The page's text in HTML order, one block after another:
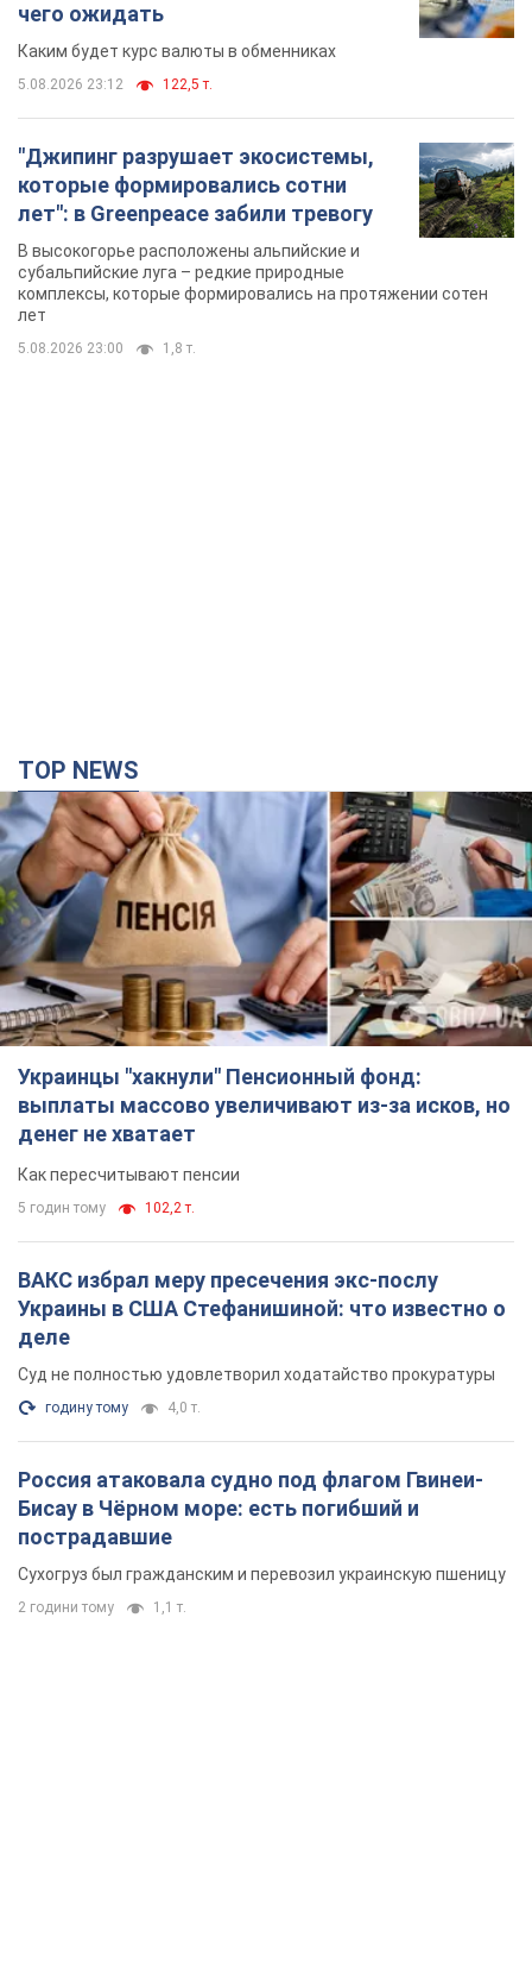
чего ожидать
Каким будет курс валюты в обменниках
5.08.2026 23:12 122,5 т.
"Джипинг разрушает экосистемы,
которые формировались сотни
лет": в Greenpeace забили тревогу
В высокогорье расположены альпийские и
субальпийские луга – редкие природные
комплексы, которые формировались на протяжении сотен
лет
5.08.2026 23:00 1,8 т.
TOP NEWS
Украинцы "хакнули" Пенсионный фонд:
выплаты массово увеличивают из-за исков, но
денег не хватает
Как пересчитывают пенсии
5 годин тому 102,2 т.
ВАКС избрал меру пресечения экс-послу
Украины в США Стефанишиной: что известно о
деле
Суд не полностью удовлетворил ходатайство прокуратуры
годину тому 4,0 т.
Россия атаковала судно под флагом Гвинеи-
Бисау в Чёрном море: есть погибший и
пострадавшие
Сухогруз был гражданским и перевозил украинскую пшеницу
2 години тому 1,1 т.